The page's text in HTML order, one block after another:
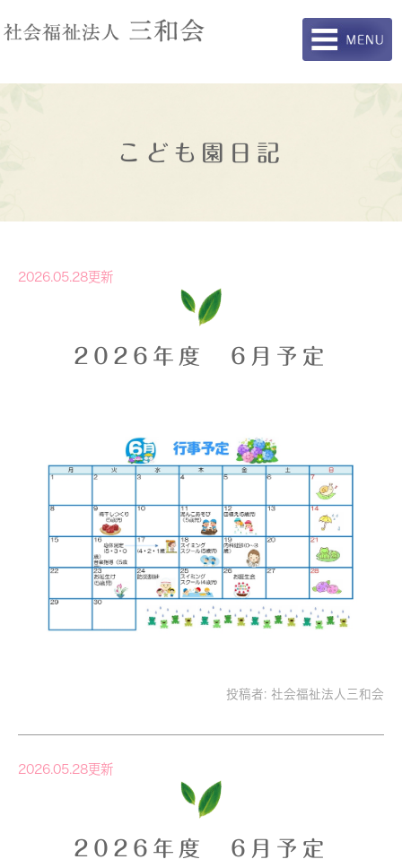
こども園日記
2026.05.28更新
2026年度 6月予定
投稿者: 社会福祉法人三和会
2026.05.28更新
2026年度 6月予定